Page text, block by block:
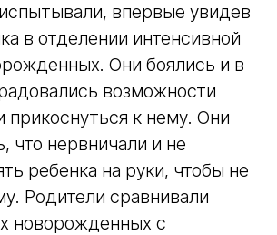
впервые увидев
в отделении интенсивной
Они боялись и в
возможности
прикоснуться к нему. Они
что нервничали и не
ребенка на руки, чтобы не
Родители сравнивали
новорожденных с